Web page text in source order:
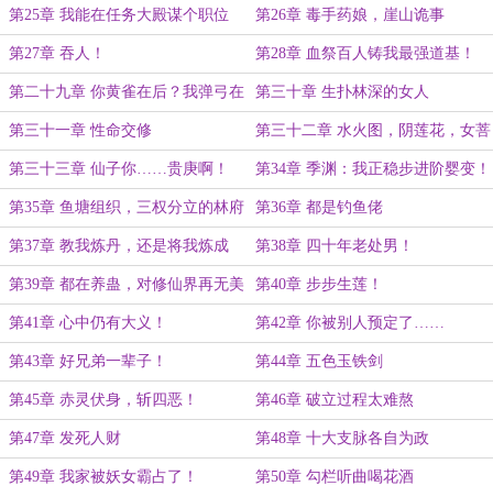
第25章 我能在任务大殿谋个职位
么？
第26章 毒手药娘，崖山诡事
第27章 吞人！ 第28章 血祭百人铸我最强道基！
第二十九章 你黄雀在后？我弹弓在
下！
第三十章 生扑林深的女人
第三十一章 性命交修 第三十二章 水火图，阴莲花，女菩
萨
第三十三章 仙子你……贵庚啊！ 第34章 季渊：我正稳步进阶婴变！
第35章 鱼塘组织，三权分立的林府 第36章 都是钓鱼佬
第37章 教我炼丹，还是将我炼成
丹？
第38章 四十年老处男！
第39章 都在养蛊，对修仙界再无美
好滤镜
第40章 步步生莲！
第41章 心中仍有大义！ 第42章 你被别人预定了……
第43章 好兄弟一辈子！ 第44章 五色玉铁剑
第45章 赤灵伏身，斩四恶！ 第46章 破立过程太难熬
第47章 发死人财 第48章 十大支脉各自为政
第49章 我家被妖女霸占了！ 第50章 勾栏听曲喝花酒